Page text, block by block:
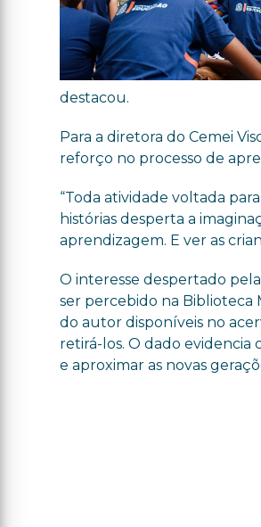
destacou.
Para a diretora do Cemei
reforço no processo de
“Toda atividade voltada
histórias desperta a
aprendizagem. E ver as
O interesse despertado
ser percebido na Biblioteca
do autor disponíveis no
retirá-los. O dado
e aproximar as novas